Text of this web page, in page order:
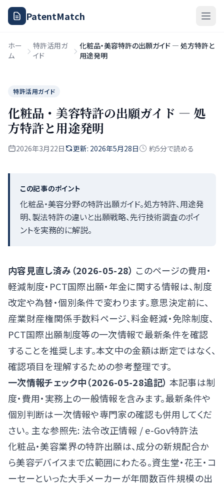
PatentMatch
ホー
ム
特許活用ガ
イド
化粧品・美容特許の出願ガイド — 処方特許と
用途発明
特許活用ガイド
化粧品・美容特許の出願ガイド — 処
方特許と用途発明
2026年3月22日 更新: 2026年5月28日 約5分で読める
この記事のポイント
化粧品・美容分野の特許出願ガイド。処方特許、用途発
明、製法特許の違いと出願戦略、先行技術調査のポイ
ントを実務的に解説。
内容見直し済み（2026-05-28） このページの費用・
軽減制度・PCT国際出願・年金に関する情報は、制度
改定や為替・個別条件で変わります。意思決定前に、
産業財産権関係手数料ページ、料金軽減・免除制度、
PCT国際出願制度等の一次情報で最新条件を確認
することを推奨します。本文中の金額は断定ではなく、
確認項目を理解するための参考整理です。
一次情報チェック中（2026-05-28追記） 本記事は制
度・費用・実務上の一般情報を含みます。最新条件や
個別判断は一次情報や専門家の確認も併用してくだ
さい。 主な参照先: 法令改正情報 /e-Gov特許法
化粧品・美容業界の特許出願は、成分の新規配合か
ら美容デバイスまで広範囲にわたる。資生堂・花王・コ
ーセーといった大手メーカーが年間数百件規模の出